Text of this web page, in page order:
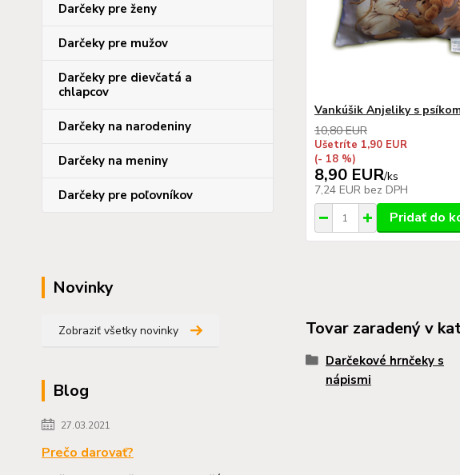
Darčeky pre ženy
Darčeky pre mužov
Darčeky pre dievčatá a
chlapcov
Darčeky na narodeniny
Darčeky na meniny
Darčeky pre poľovníkov
Novinky
Zobraziť všetky novinky
Blog
27.03.2021
Prečo darovať?
Vankúšik Anjeliky s
10,80 EUR
Ušetríte 1,90 EUR
(- 18 %)
8,90 EUR/ks
7,24 EUR bez DPH
Pridať do
Tovar zaradený v
Darčekové hrnčeky s
nápismi